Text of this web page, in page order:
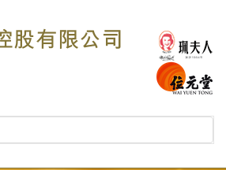
navigation